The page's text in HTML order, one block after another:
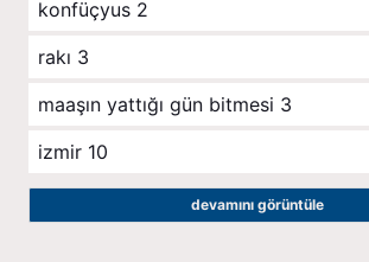
konfüçyus 2
rakı 3
maaşın yattığı gün bitmesi 3
izmir 10
devamını görüntüle